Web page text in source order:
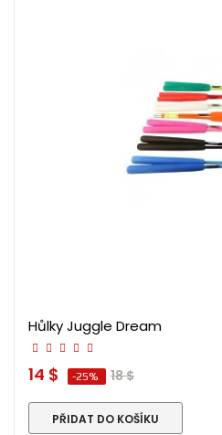
Hůlky Juggle Dream
14 $ -25% 18 $
PŘIDAT DO KOŠÍKU